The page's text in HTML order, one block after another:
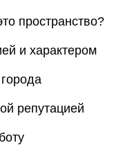
пространство?
и характером
репутацией